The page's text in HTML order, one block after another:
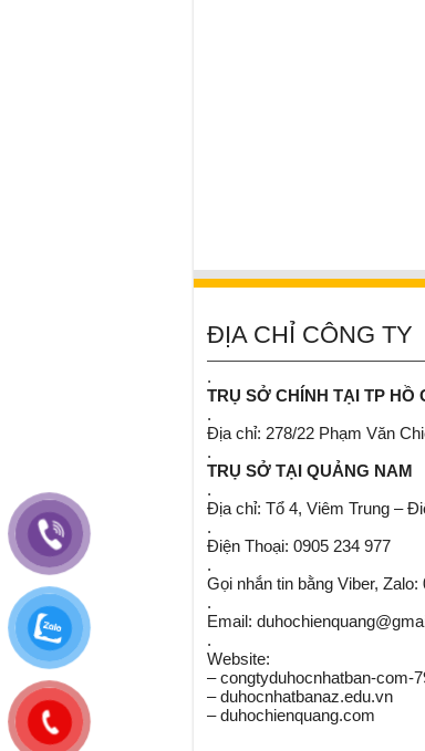
ĐỊA CHỈ CÔNG TY
.
TRỤ SỞ CHÍNH TẠI TP HỒ
.
Địa chỉ: 278/22 Phạm Văn
.
TRỤ SỞ TẠI QUẢNG NAM
.
Địa chỉ: Tổ 4, Viêm Trung –
.
Điện Thoại: 0905 234 977
.
Gọi nhắn tin bằng Viber, Zalo:
.
Email:
.
Website:
– congtyduhocnhatban-com-
– duhocnhatbanaz.edu.vn
– duhochienquang.com